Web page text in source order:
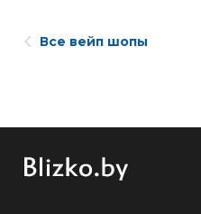
Все вейп шопы